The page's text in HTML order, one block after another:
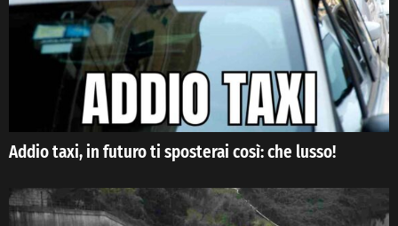
Addio taxi, in futuro ti sposterai così: che lusso!